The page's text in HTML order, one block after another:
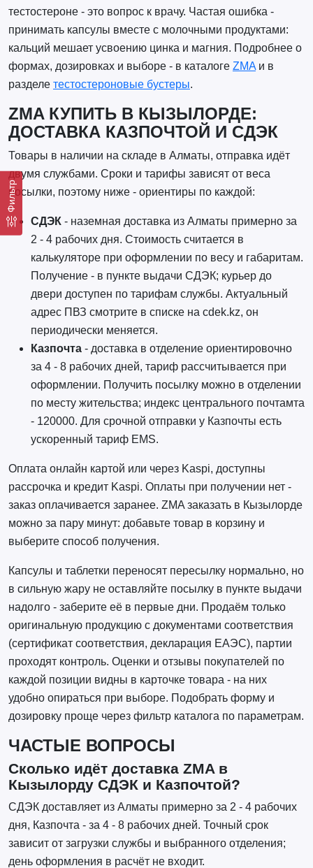
Фильтр
тестостероне - это вопрос к врачу. Частая ошибка -
принимать капсулы вместе с молочными продуктами:
кальций мешает усвоению цинка и магния. Подробнее о
формах, дозировках и выборе - в каталоге ZMAи в
разделе тестостероновые бустеры.
ZMA КУПИТЬ В КЫЗЫЛОРДЕ:
ДОСТАВКА КАЗПОЧТОЙ И СДЭК
Товары в наличии на складе в Алматы, отправка идёт
двумя службами. Сроки и тарифы зависят от веса
посылки, поэтому ниже - ориентиры по каждой:
СДЭК- наземная доставка из Алматы примерно за
2 - 4 рабочих дня. Стоимость считается в
калькуляторе при оформлении по весу и габаритам.
Получение - в пункте выдачи СДЭК; курьер до
двери доступен по тарифам службы. Актуальный
адрес ПВЗ смотрите в списке на cdek.kz, он
периодически меняется.
Казпочта- доставка в отделение ориентировочно
за 4 - 8 рабочих дней, тариф рассчитывается при
оформлении. Получить посылку можно в отделении
по месту жительства; индекс центрального почтамта
- 120000. Для срочной отправки у Казпочты есть
ускоренный тариф EMS.
Оплата онлайн картой или через Kaspi, доступны
рассрочка и кредит Kaspi. Оплаты при получении нет -
заказ оплачивается заранее. ZMA заказать в Кызылорде
можно за пару минут: добавьте товар в корзину и
выберите способ получения.
Капсулы и таблетки переносят пересылку нормально, но
в сильную жару не оставляйте посылку в пункте выдачи
надолго - заберите её в первые дни. Продаём только
оригинальную продукцию с документами соответствия
(сертификат соответствия, декларация ЕАЭС), партии
проходят контроль. Оценки и отзывы покупателей по
каждой позиции видны в карточке товара - на них
удобно опираться при выборе. Подобрать форму и
дозировку проще через фильтр каталога по параметрам.
ЧАСТЫЕ ВОПРОСЫ
Сколько идёт доставка ZMA в
Кызылорду СДЭК и Казпочтой?
СДЭК доставляет из Алматы примерно за 2 - 4 рабочих
дня, Казпочта - за 4 - 8 рабочих дней. Точный срок
зависит от загрузки службы и выбранного отделения;
день оформления в расчёт не входит.